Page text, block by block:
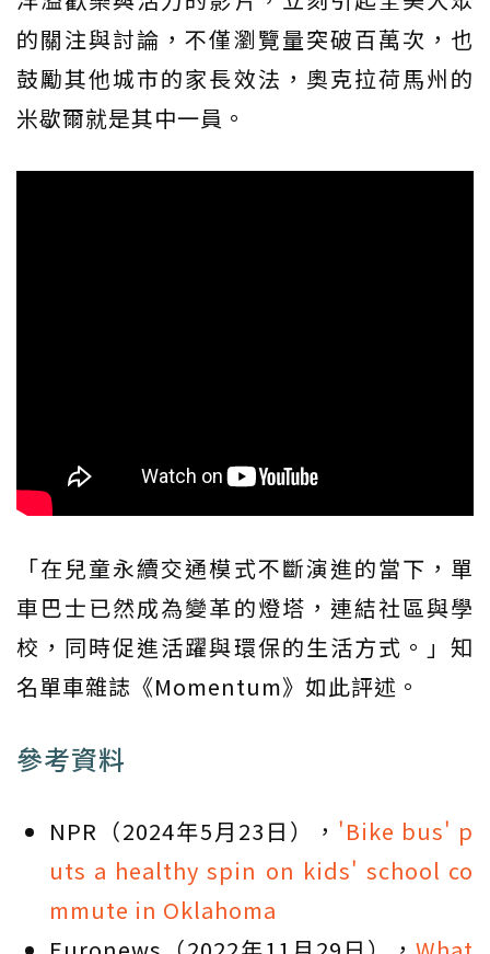
的關注與討論，不僅瀏覽量突破百萬次，也
鼓勵其他城市的家長效法，奧克拉荷馬州的
米歇爾就是其中一員。
「在兒童永續交通模式不斷演進的當下，單
車巴士已然成為變革的燈塔，連結社區與學
校，同時促進活躍與環保的生活方式。」知
名單車雜誌《Momentum》如此評述。
參考資料
NPR（2024年5月23日）， 'Bike bus' p
uts a healthy spin on kids' school co
mmute in Oklahoma